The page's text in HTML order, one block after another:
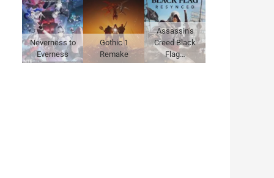
Neverness to
Everness
Gothic 1
Remake
Assassin's
Creed Black
Flag…